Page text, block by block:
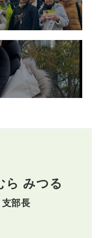
ら みつる
部長